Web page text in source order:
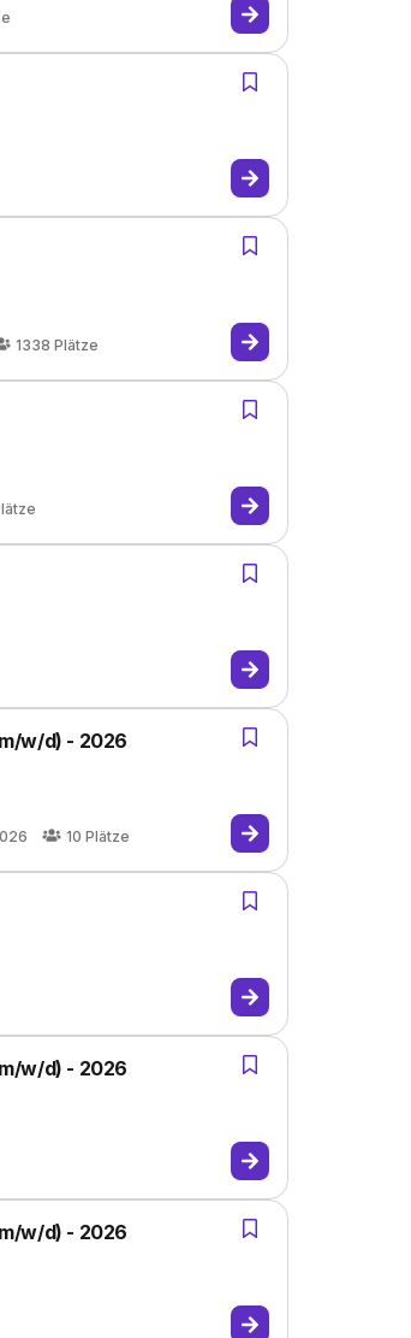
1338 Plätze
w/d) - 2026
10 Plätze
w/d) - 2026
w/d) - 2026